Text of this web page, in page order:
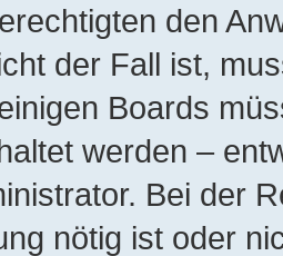
den
der Fall ist,
Boards
werden –
Bei der
nötig ist oder